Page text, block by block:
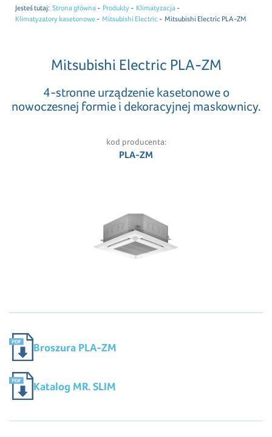
Jesteś tutaj: Strona główna Produkty
Klimatyzacja
Klimatyzatory kasetonowe
Mitsubishi Electric Mitsubishi Electric PLA-ZM
Mitsubishi Electric PLA-ZM
4-stronne urządzenie kasetonowe o
nowoczesnej formie i dekoracyjnej maskownicy.
kod producenta:
PLA-ZM
Broszura PLA-ZM
Katalog MR. SLIM